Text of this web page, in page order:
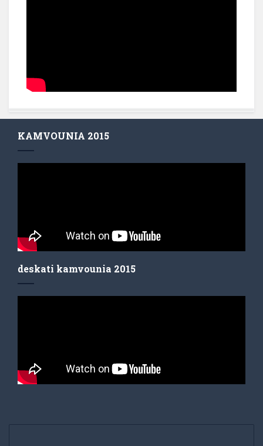
KAMVOUNIA 2015
deskati kamvounia 2015